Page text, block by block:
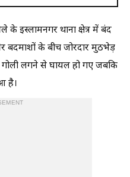
के इस्लामनगर थाना क्षेत्र में बंद
बदमाशों के बीच जोरदार मुठभेड़
लगने से घायल हो गए जबकि
है।